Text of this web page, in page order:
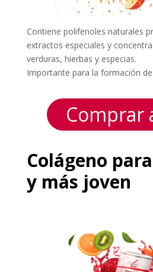
Contiene polifenoles naturales
extractos especiales y
verduras, hierbas y especias.
Importante para la formación
Comprar
Colágeno
y más joven